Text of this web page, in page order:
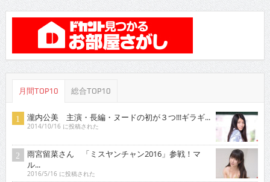
月間TOP10 総合TOP10
瀧内公美 主演・長編・ヌードの初が３つ!!!ギラギ...
2014/10/16 に投稿された
雨宮留菜さん 「ミスヤンチャン2016」参戦！マ
ル...
2016/5/16 に投稿された